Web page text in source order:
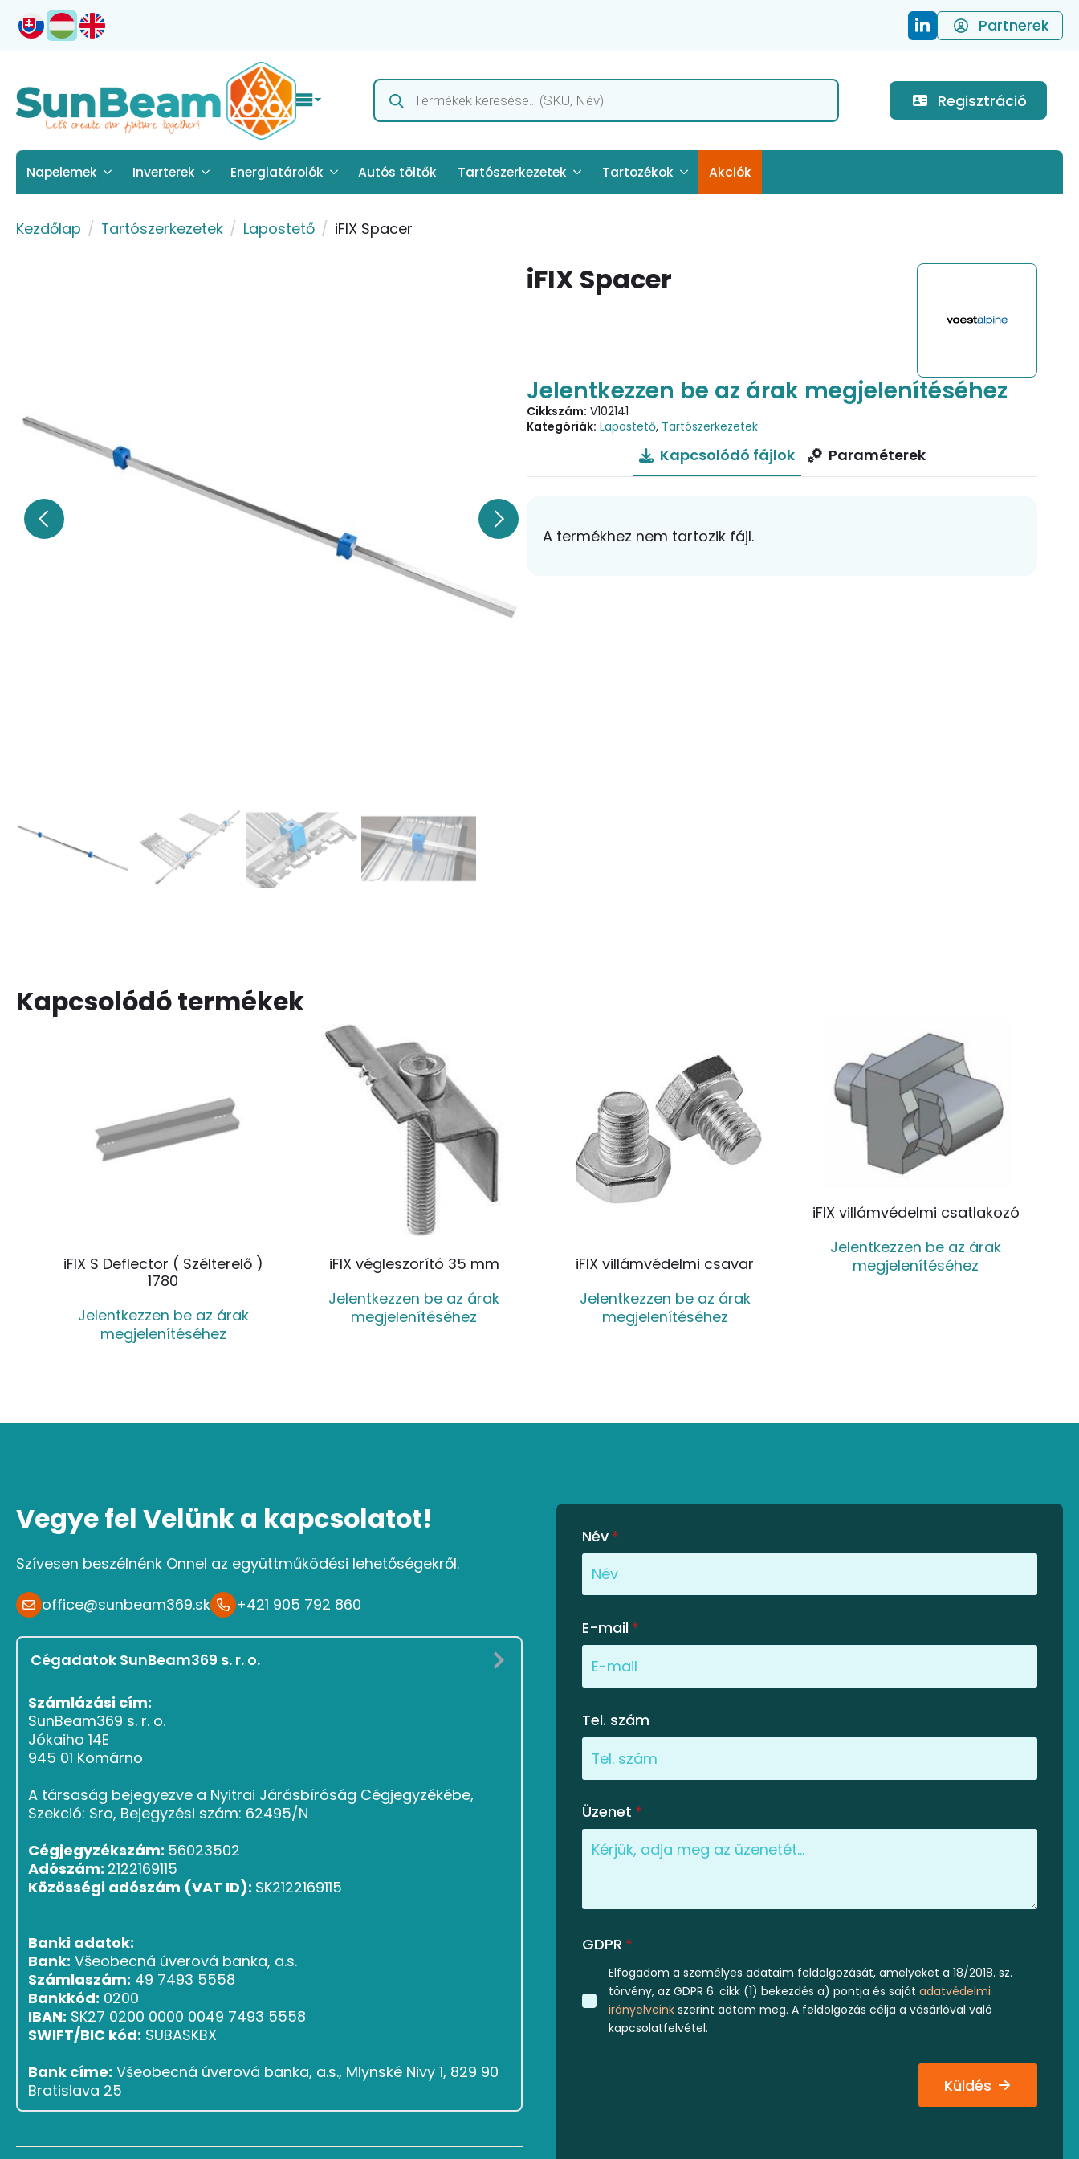
Partnerek
Products
search
Regisztráció
Napelemek Inverterek Energiatárolók Autós töltők Tartószerkezetek Tartozékok Akciók
Kezdőlap Tartószerkezetek Lapostető iFIX Spacer
iFIX Spacer
Jelentkezzen be az árak megjelenítéséhez
Cikkszám: V102141
Kategóriák: Lapostető, Tartószerkezetek
Kapcsolódó fájlok Paraméterek
A termékhez nem tartozik fájl.
Kapcsolódó termékek
iFIX S Deflector ( Szélterelő )
1780
Jelentkezzen be az árak
megjelenítéséhez
iFIX végleszorító 35 mm
Jelentkezzen be az árak
megjelenítéséhez
iFIX villámvédelmi csavar
Jelentkezzen be az árak
megjelenítéséhez
iFIX villámvédelmi csatlakozó
Jelentkezzen be az árak
megjelenítéséhez
Vegye fel Velünk a kapcsolatot!
Szívesen beszélnénk Önnel az együttműködési lehetőségekről.
office@sunbeam369.sk +421 905 792 860
Cégadatok SunBeam369 s. r. o.
Számlázási cím:
SunBeam369 s. r. o.
Jókaiho 14E
945 01 Komárno
A társaság bejegyezve a Nyitrai Járásbíróság Cégjegyzékébe,
Szekció: Sro, Bejegyzési szám: 62495/N
Cégjegyzékszám: 56023502
Adószám: 2122169115
Közösségi adószám (VAT ID): SK2122169115
Banki adatok:
Bank: Všeobecná úverová banka, a.s.
Számlaszám: 49 7493 5558
Bankkód: 0200
IBAN: SK27 0200 0000 0049 7493 5558
SWIFT/BIC kód: SUBASKBX
Bank címe: Všeobecná úverová banka, a.s., Mlynské Nivy 1, 829 90
Bratislava 25
Név *
E-mail *
Tel. szám
Üzenet *
GDPR *
Elfogadom a személyes adataim feldolgozását, amelyeket a 18/2018. sz.
törvény, az GDPR 6. cikk (1) bekezdés a) pontja és sajátadatvédelmi
irányelveink szerint adtam meg. A feldolgozás célja a vásárlóval való
kapcsolatfelvétel.
Küldés